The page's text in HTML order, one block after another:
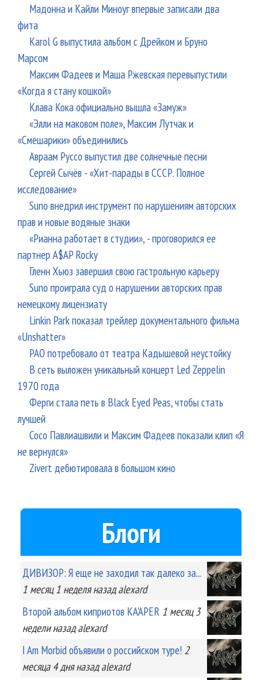
Мадонна и Кайли Миноуг впервые записали два
фита
Karol G выпустила альбом с Дрейком и Бруно
Марсом
Максим Фадеев и Маша Ржевская перевыпустили
«Когда я стану кошкой»
Клава Кока официально вышла «Замуж»
«Элли на маковом поле», Максим Лутчак и
«Смешарики» объединились
Авраам Руссо выпустил две солнечные песни
Сергей Сычёв - «Хит-парады в СССР. Полное
исследование»
Suno внедрил инструмент по нарушениям авторских
прав и новые водяные знаки
«Рианна работает в студии», - проговорился ее
партнер A$AP Rocky
Гленн Хьюз завершил свою гастрольную карьеру
Suno проиграла суд о нарушении авторских прав
немецкому лицензиату
Linkin Park показал трейлер документального фильма
«Unshatter»
РАО потребовало от театра Кадышевой неустойку
В сеть выложен уникальный концерт Led Zeppelin
1970 года
Ферги стала петь в Black Eyed Peas, чтобы стать
лучшей
Сосо Павлиашвили и Максим Фадеев показали клип «Я
не вернулся»
Zivert дебютировала в большом кино
Блоги
ДИВИЗОР: Я еще не заходил так далеко за...
1 месяц 1 неделяназад alexard
Второй альбом киприотов KA'APER 1 месяц 3
неделиназад alexard
I Am Morbid объявили о российском туре! 2
месяца 4 дняназад alexard